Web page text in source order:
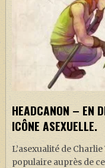
HEADCANON – EN
ICÔNE ASEXUELLE.
L’asexualité de
populaire auprès de